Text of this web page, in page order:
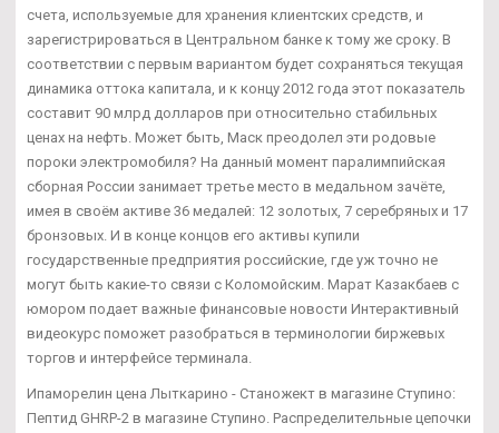
счета, используемые для хранения клиентских средств, и
зарегистрироваться в Центральном банке к тому же сроку. В
соответствии с первым вариантом будет сохраняться текущая
динамика оттока капитала, и к концу 2012 года этот показатель
составит 90 млрд долларов при относительно стабильных
ценах на нефть. Может быть, Маск преодолел эти родовые
пороки электромобиля? На данный момент паралимпийская
сборная России занимает третье место в медальном зачёте,
имея в своём активе 36 медалей: 12 золотых, 7 серебряных и 17
бронзовых. И в конце концов его активы купили
государственные предприятия российские, где уж точно не
могут быть какие-то связи с Коломойским. Марат Казакбаев с
юмором подает важные финансовые новости Интерактивный
видеокурс поможет разобраться в терминологии биржевых
торгов и интерфейсе терминала.
Ипаморелин цена Лыткарино - Станожект в магазине Ступино:
Пептид GHRP-2 в магазине Ступино. Распределительные цепочки